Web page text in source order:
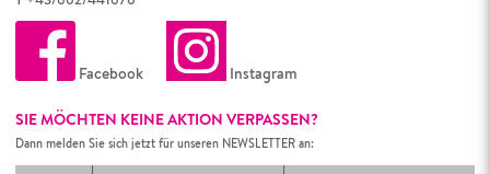
Facebook Instagram
SIE MÖCHTEN KEINE AKTION VERPASSEN?
Dann melden Sie sich jetzt für unseren NEWSLETTER an: